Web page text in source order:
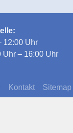
12:00 Uhr
Uhr – 16:00 Uhr
Kontakt Sitemap